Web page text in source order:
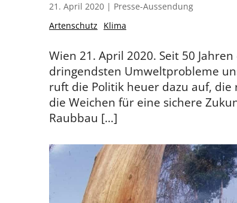
21. April 2020 | Presse-Aussendung
Artenschutz
Klima
Wien 21. April 2020. Seit 50
dringendsten Umweltprobleme
ruft die Politik heuer dazu auf, die
die Weichen für eine sichere
Raubbau […]